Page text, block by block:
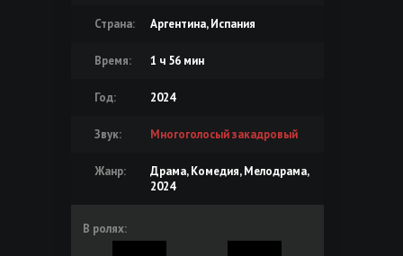
Страна: Аргентина, Испания
Время: 1 ч 56 мин
Год: 2024
Звук: Многоголосый закадровый
Жанр:
Драма, Комедия, Мелодрама,
2024
В ролях: